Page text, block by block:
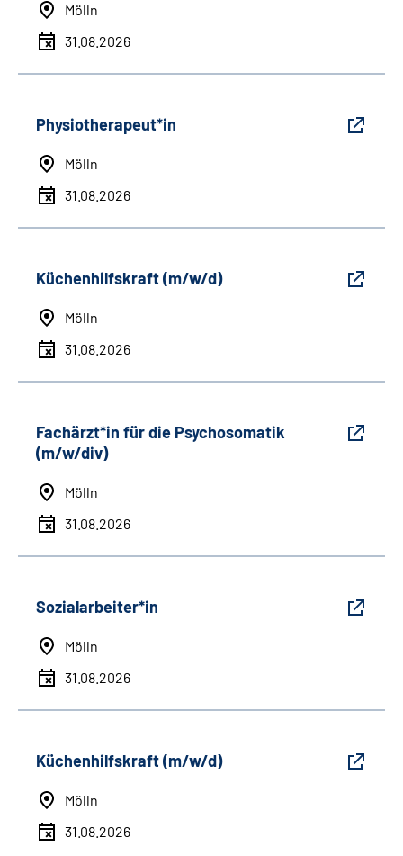
Mölln
31.08.2026
Physiotherapeut*in
Mölln
31.08.2026
Küchenhilfskraft (m/w/d)
Mölln
31.08.2026
Fachärzt*in für die Psychosomatik
(m/w/div)
Mölln
31.08.2026
Sozialarbeiter*in
Mölln
31.08.2026
Küchenhilfskraft (m/w/d)
Mölln
31.08.2026